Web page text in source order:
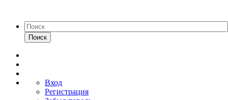
Поиск
Вход
Регистрация